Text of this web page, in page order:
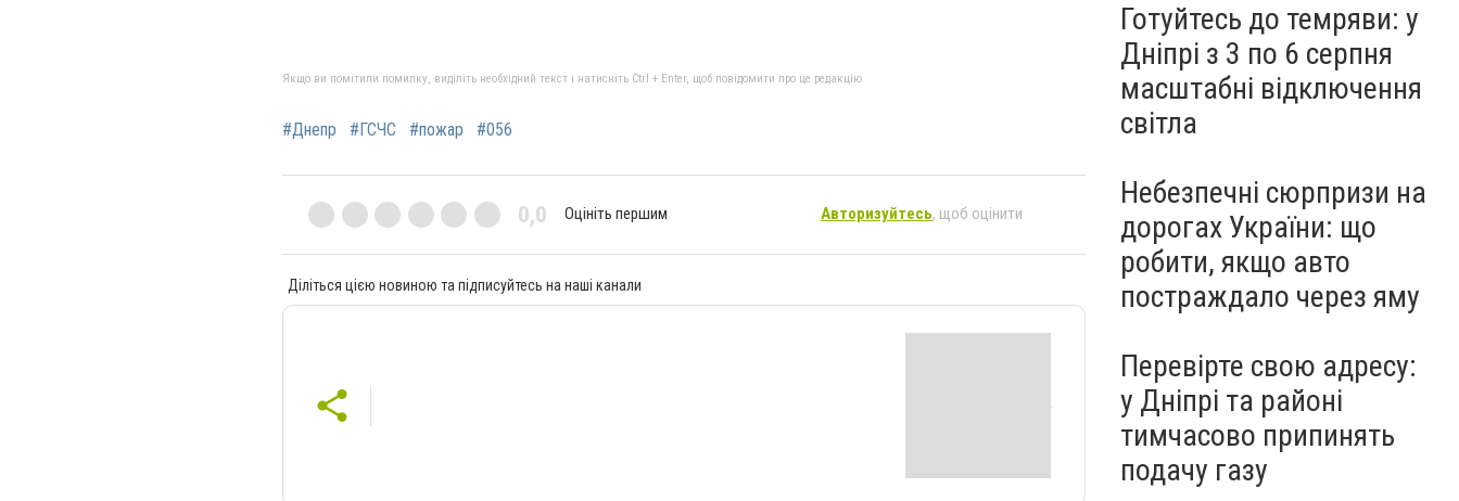
Якщо ви помітили помилку, виділіть необхідний текст і натисніть Ctrl + Enter, щоб повідомити про це редакцію
#Днепр #ГСЧС #пожар #056
0,0 Оцініть першим Авторизуйтесь, щоб оцінити
Діліться цією новиною та підписуйтесь на наші канали
Готуйтесь до темряви: у
Дніпрі з 3 по 6 серпня
масштабні відключення
світла
Небезпечні сюрпризи на
дорогах України: що
робити, якщо авто
постраждало через яму
Перевірте свою адресу:
у Дніпрі та районі
тимчасово припинять
подачу газу